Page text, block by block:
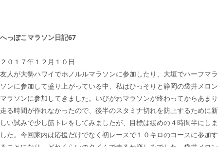
へっぽこマラソン日記67
２０１７年１２月１０日
友人が大勢ハワイでホノルルマラソンに参加したり、大垣でハーフマラ
ソンに参加して盛り上がっている中、私はひっそりと静岡の袋井メロン
マラソンに参加してきました。いびがわマラソンが終わってからあまり
走る時間が作れなかったので、後半のスタミナ切れを防止するために新
しい試みで少し筋トレをしてみましたが、目標は緩めの４時間半にしま
した。今回家内は応援だけでなく初レースで１０キロのコースに参加す